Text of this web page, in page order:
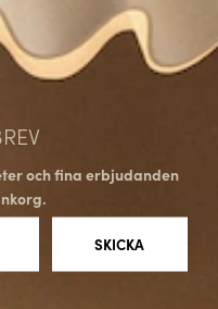
och fina erbjudanden